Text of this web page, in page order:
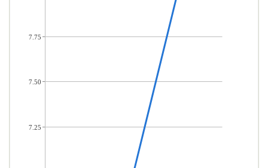
7.75
7.50
7.25